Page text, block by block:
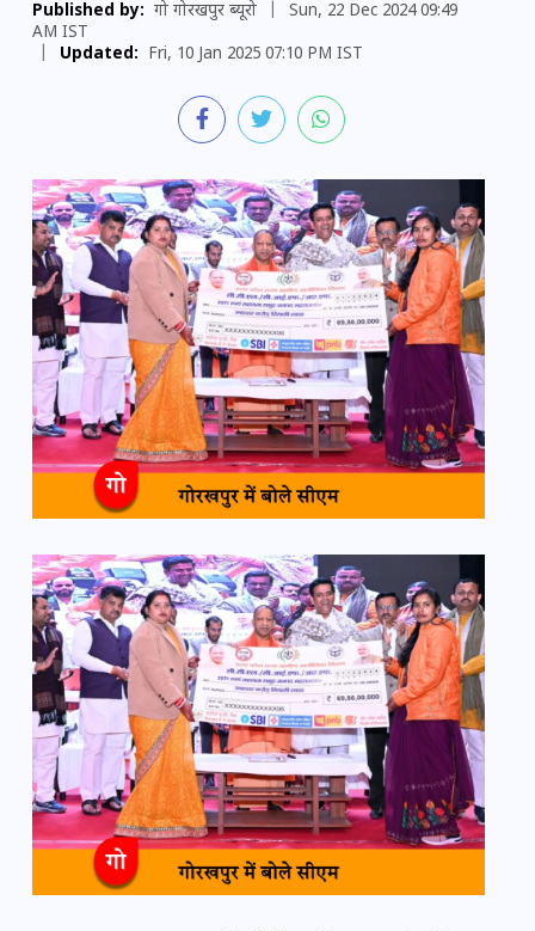
Published by: गो गोरखपुर ब्यूरो
Sun, 22 Dec 2024 09:49
AM IST
Updated: Fri, 10 Jan 2025 07:10 PM IST